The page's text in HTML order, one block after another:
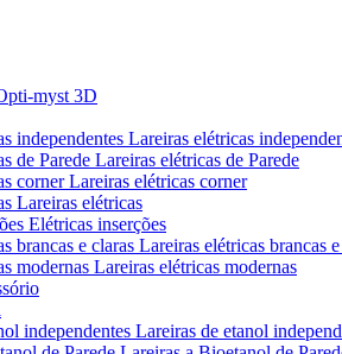
myst 3D
Lareiras elétricas
Lareiras elétricas de Parede
Lareiras elétricas corner
Lareiras elétricas
Elétricas inserções
Lareiras elétricas brancas
Lareiras elétricas modernas
Lareiras de etanol